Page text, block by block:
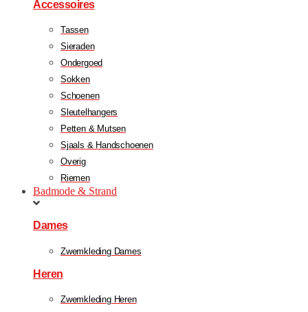
Accessoires
Tassen
Sieraden
Ondergoed
Sokken
Schoenen
Sleutelhangers
Petten & Mutsen
Sjaals & Handschoenen
Overig
Riemen
Badmode & Strand
Dames
Zwemkleding Dames
Heren
Zwemkleding Heren